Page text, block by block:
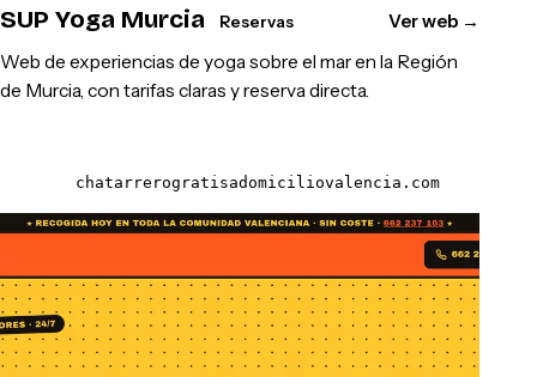
SUP Yoga Murcia Reservas Ver web →
Web de experiencias de yoga sobre el mar en la Región
de Murcia, con tarifas claras y reserva directa.
chatarrerogratisadomiciliovalencia.com